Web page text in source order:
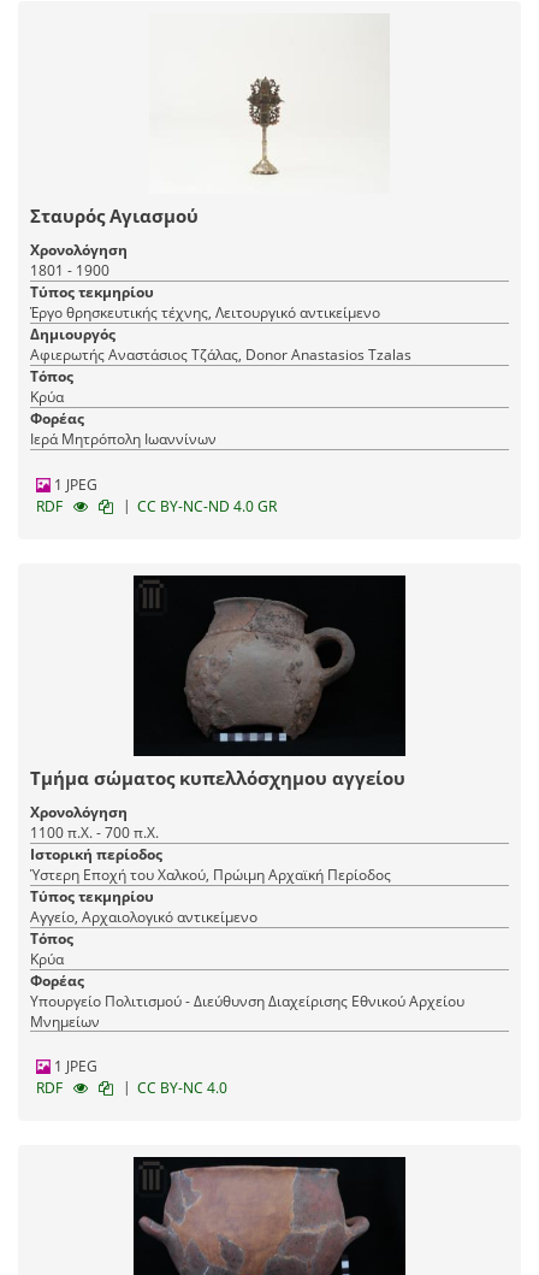
Σταυρός Αγιασμού
Χρονολόγηση
1801 - 1900
Τύπος τεκμηρίου
Έργο θρησκευτικής τέχνης, Λειτουργικό αντικείμενο
Δημιουργός
Αφιερωτής Αναστάσιος Τζάλας, Donor Anastasios Tzalas
Τόπος
Κρύα
Φορέας
Ιερά Μητρόπολη Ιωαννίνων
1 JPEG
RDF
| CC BY-NC-ND 4.0 GR
Τμήμα σώματος κυπελλόσχημου αγγείου
Χρονολόγηση
1100 π.Χ. - 700 π.Χ.
Ιστορική περίοδος
Ύστερη Εποχή του Χαλκού, Πρώιμη Αρχαϊκή Περίοδος
Τύπος τεκμηρίου
Αγγείο, Αρχαιολογικό αντικείμενο
Τόπος
Κρύα
Φορέας
Υπουργείο Πολιτισμού - Διεύθυνση Διαχείρισης Εθνικού Αρχείου
Μνημείων
1 JPEG
RDF
| CC BY-NC 4.0